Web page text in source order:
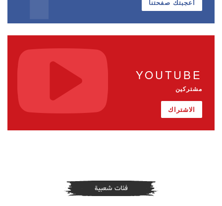
أعجبتك صفحتنا
YOUTUBE
مشتركين
الاشتراك
فئات شعبية